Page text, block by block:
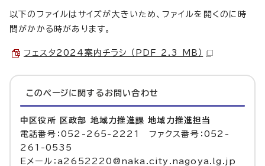
以下のファイルはサイズが大きいため、ファイルを開くのに時
間がかかる時があります。
フェスタ2024案内チラシ （PDF 2.3 MB）
このページに関する お問い合わせ
中区役所 区政部 地域力推進課 地域力推進担当
電話番号：052-265-2221 ファクス番号：052-
261-0535
Eメール：a2652220@naka.city.nagoya.lg.jp